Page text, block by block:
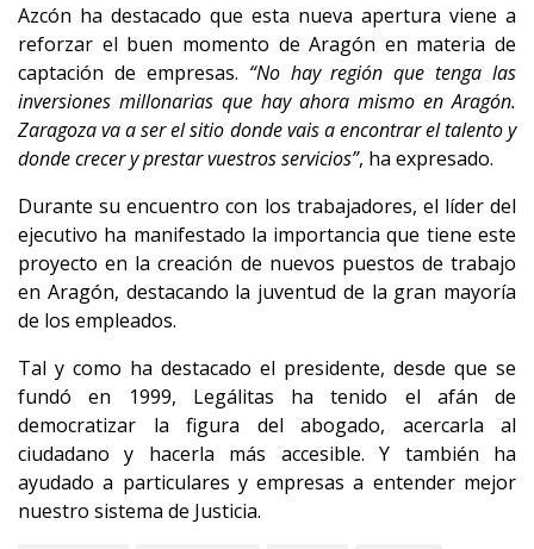
Azcón ha destacado que esta nueva apertura viene a
reforzar el buen momento de Aragón en materia de
captación de empresas. “No hay región que tenga las
inversiones millonarias que hay ahora mismo en Aragón.
Zaragoza va a ser el sitio donde vais a encontrar el talento y
donde crecer y prestar vuestros servicios”, ha expresado.
Durante su encuentro con los trabajadores, el líder del
ejecutivo ha manifestado la importancia que tiene este
proyecto en la creación de nuevos puestos de trabajo
en Aragón, destacando la juventud de la gran mayoría
de los empleados.
Tal y como ha destacado el presidente, desde que se
fundó en 1999, Legálitas ha tenido el afán de
democratizar la figura del abogado, acercarla al
ciudadano y hacerla más accesible. Y también ha
ayudado a particulares y empresas a entender mejor
nuestro sistema de Justicia.